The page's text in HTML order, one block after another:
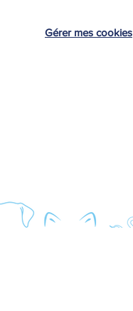
Gérer mes cookies